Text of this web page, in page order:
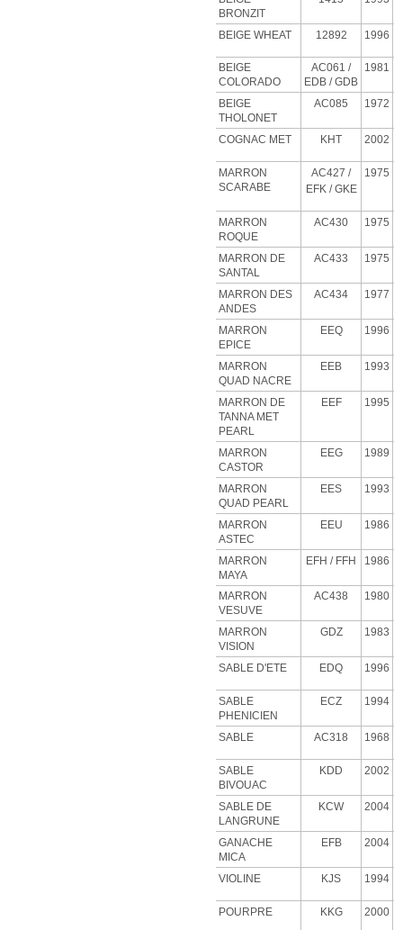
BRONZIT
BEIGE WHEAT 12892 1996
BEIGE
COLORADO
AC061 /
EDB / GDB
1981
BEIGE
THOLONET
AC085 1972
COGNAC MET KHT 2002
MARRON
SCARABE
AC427 /
EFK / GKE
1975
MARRON
ROQUE
AC430 1975
MARRON DE
SANTAL
AC433 1975
MARRON DES
ANDES
AC434 1977
MARRON
EPICE
EEQ 1996
MARRON
QUAD NACRE
EEB 1993
MARRON DE
TANNA MET
PEARL
EEF 1995
MARRON
CASTOR
EEG 1989
MARRON
QUAD PEARL
EES 1993
MARRON
ASTEC
EEU 1986
MARRON
MAYA
EFH / FFH 1986
MARRON
VESUVE
AC438 1980
MARRON
VISION
GDZ 1983
SABLE D'ETE EDQ 1996
SABLE
PHENICIEN
ECZ 1994
SABLE AC318 1968
SABLE
BIVOUAC
KDD 2002
SABLE DE
LANGRUNE
KCW 2004
GANACHE
MICA
EFB 2004
VIOLINE KJS 1994
POURPRE KKG 2000